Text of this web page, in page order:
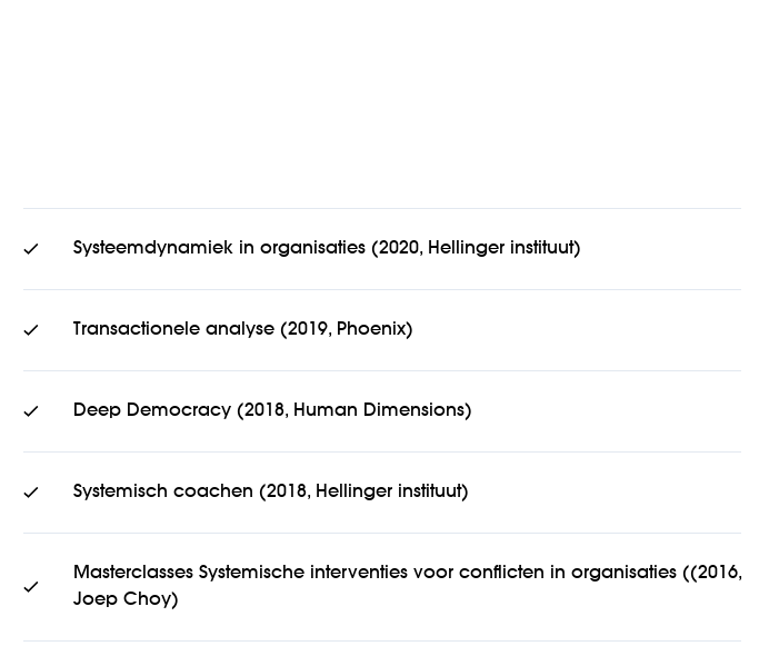
Systeemdynamiek in organisaties (2020, Hellinger instituut)
Transactionele analyse (2019, Phoenix)
Deep Democracy (2018, Human Dimensions)
Systemisch coachen (2018, Hellinger instituut)
Masterclasses Systemische interventies voor conflicten in organisaties ((2016,
Joep Choy)